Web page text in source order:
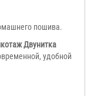
пошива.
Двунитка
удобной